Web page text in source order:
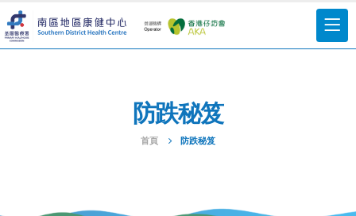
防跌秘笈
首頁 防跌秘笈